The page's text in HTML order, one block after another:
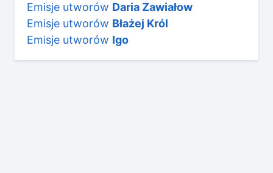
Emisje utworów Daria Zawiałow
Emisje utworów Błażej Król
Emisje utworów Igo